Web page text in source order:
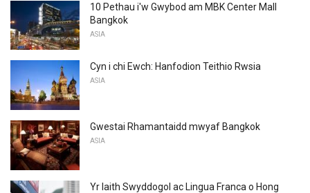
10 Pethau i'w Gwybod am MBK Center Mall
Bangkok
ASIA
Cyn i chi Ewch: Hanfodion Teithio Rwsia
ASIA
Gwestai Rhamantaidd mwyaf Bangkok
ASIA
Yr Iaith Swyddogol ac Lingua Franca o Hong